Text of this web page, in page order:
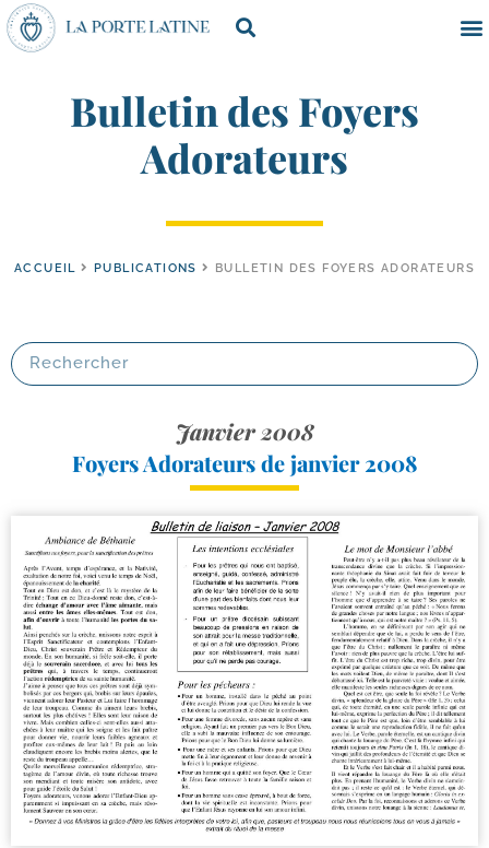
Bulletin des Foyers
Adorateurs
ACCUEIL PUBLICATIONS BULLETIN DES FOYERS ADORATEURS
Janvier 2008
Foyers Adorateurs de janvier 2008